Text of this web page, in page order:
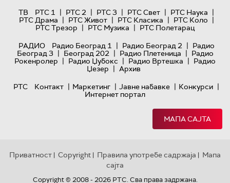
ТВ
РТС 1 | РТС 2 | РТС 3 | РТС Свет | РТС Наука |
РТС Драма | РТС Живот | РТС Класика | РТС Коло |
РТС Трезор | РТС Музика | РТС Полетарац
РАДИО
Радио Београд 1 | Радио Београд 2 | Радио
Београд 3 | Београд 202 | Радио Плетеница | Радио
Рокенролер | Радио Џубокс | Радио Вртешка | Радио
Џезер | Архив
РТС
Контакт | Маркетинг | Јавне набавке | Конкурси |
Интернет портал
МАПА САЈТА
Приватност | Copyright | Правила употребе садржаја | Мапа
сајта
Copyright © 2008 - 2026 РТС. Сва права задржана.